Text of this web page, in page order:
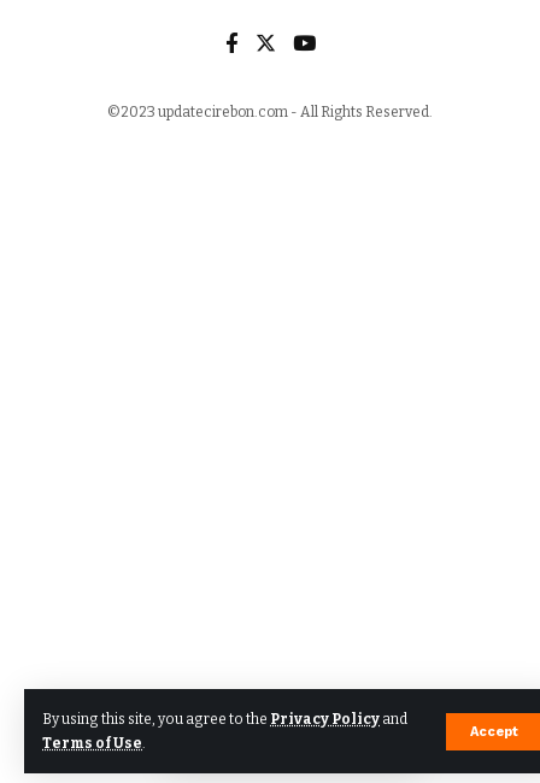
By using this site, you agree to the Privacy Policy and
Terms of Use.
Accept
©2023 updatecirebon.com - All Rights Reserved.